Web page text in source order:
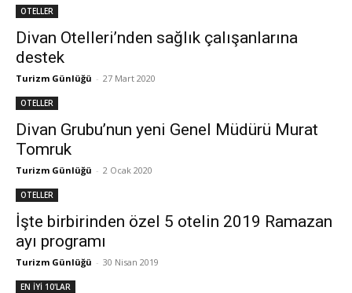
OTELLER
Divan Otelleri’nden sağlık çalışanlarına
destek
Turizm Günlüğü - 27 Mart 2020
OTELLER
Divan Grubu’nun yeni Genel Müdürü Murat
Tomruk
Turizm Günlüğü - 2 Ocak 2020
OTELLER
İşte birbirinden özel 5 otelin 2019 Ramazan
ayı programı
Turizm Günlüğü - 30 Nisan 2019
EN İYİ 10'LAR